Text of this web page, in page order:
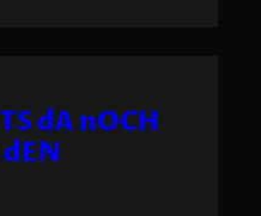
dA nOCH